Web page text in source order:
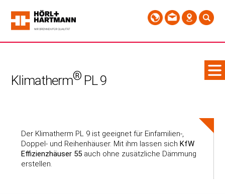
Klimatherm® PL 9
Der Klimatherm PL 9 ist geeignet für Einfamilien-,
Doppel- und Reihenhäuser. Mit ihm lassen sichKfW
Effizienzhäuser 55 auch ohne zusätzliche Dämmung
erstellen.